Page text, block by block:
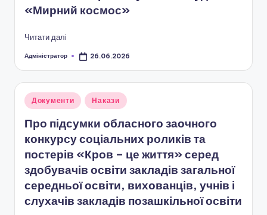
-
т
р
і
о
т
и
ч
н
«Мирний космос»
Читати далі
Опубліковано
Адміністратор 26.06.2026
Опубліковано
Документи Накази
Про підсумки обласного заочного
конкурсу соціальних роликів та
постерів «Кров – це життя» серед
здобувачів освіти закладів загальної
середньої освіти, вихованців, учнів і
слухачів закладів позашкільної освіти